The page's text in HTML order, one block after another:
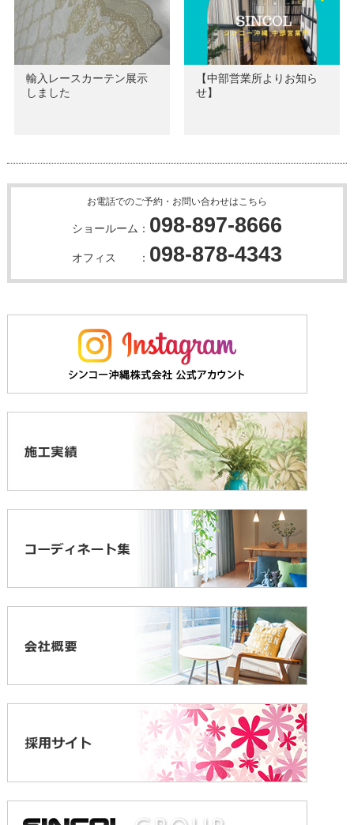
輸入レースカーテン展示
しました
【中部営業所よりお知ら
せ】
お電話でのご予約・お問い合わせはこちら
ショールーム： 098-897-8666
オフィス ： 098-878-4343